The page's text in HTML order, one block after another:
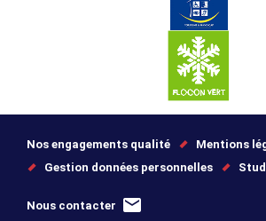
Nos engagements qualité
Mentions
Gestion données personnelles
Nous contacter